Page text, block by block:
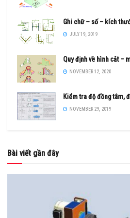
Ghi chữ – số – kích
JULY 19, 2019
Quy định về hình cắt –
NOVEMBER 12, 2020
Kiểm tra độ đồng tâm,
NOVEMBER 29, 2019
Bài viết gần đây